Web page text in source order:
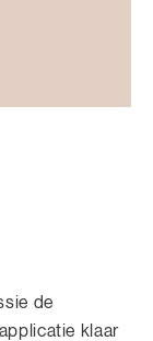
de
klaar